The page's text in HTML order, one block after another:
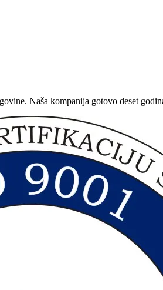
Naša kompanija gotovo deset